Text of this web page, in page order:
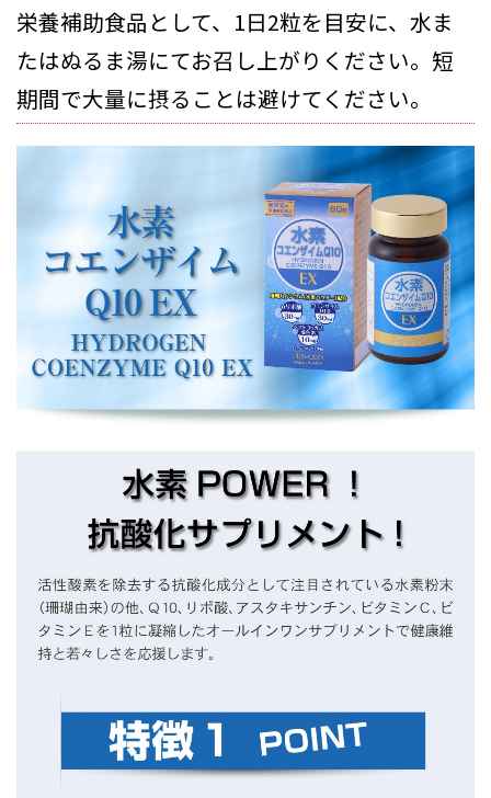
栄養補助食品として、1日2粒を目安に、水ま
たはぬるま湯にてお召し上がりください。短
期間で大量に摂ることは避けてください。